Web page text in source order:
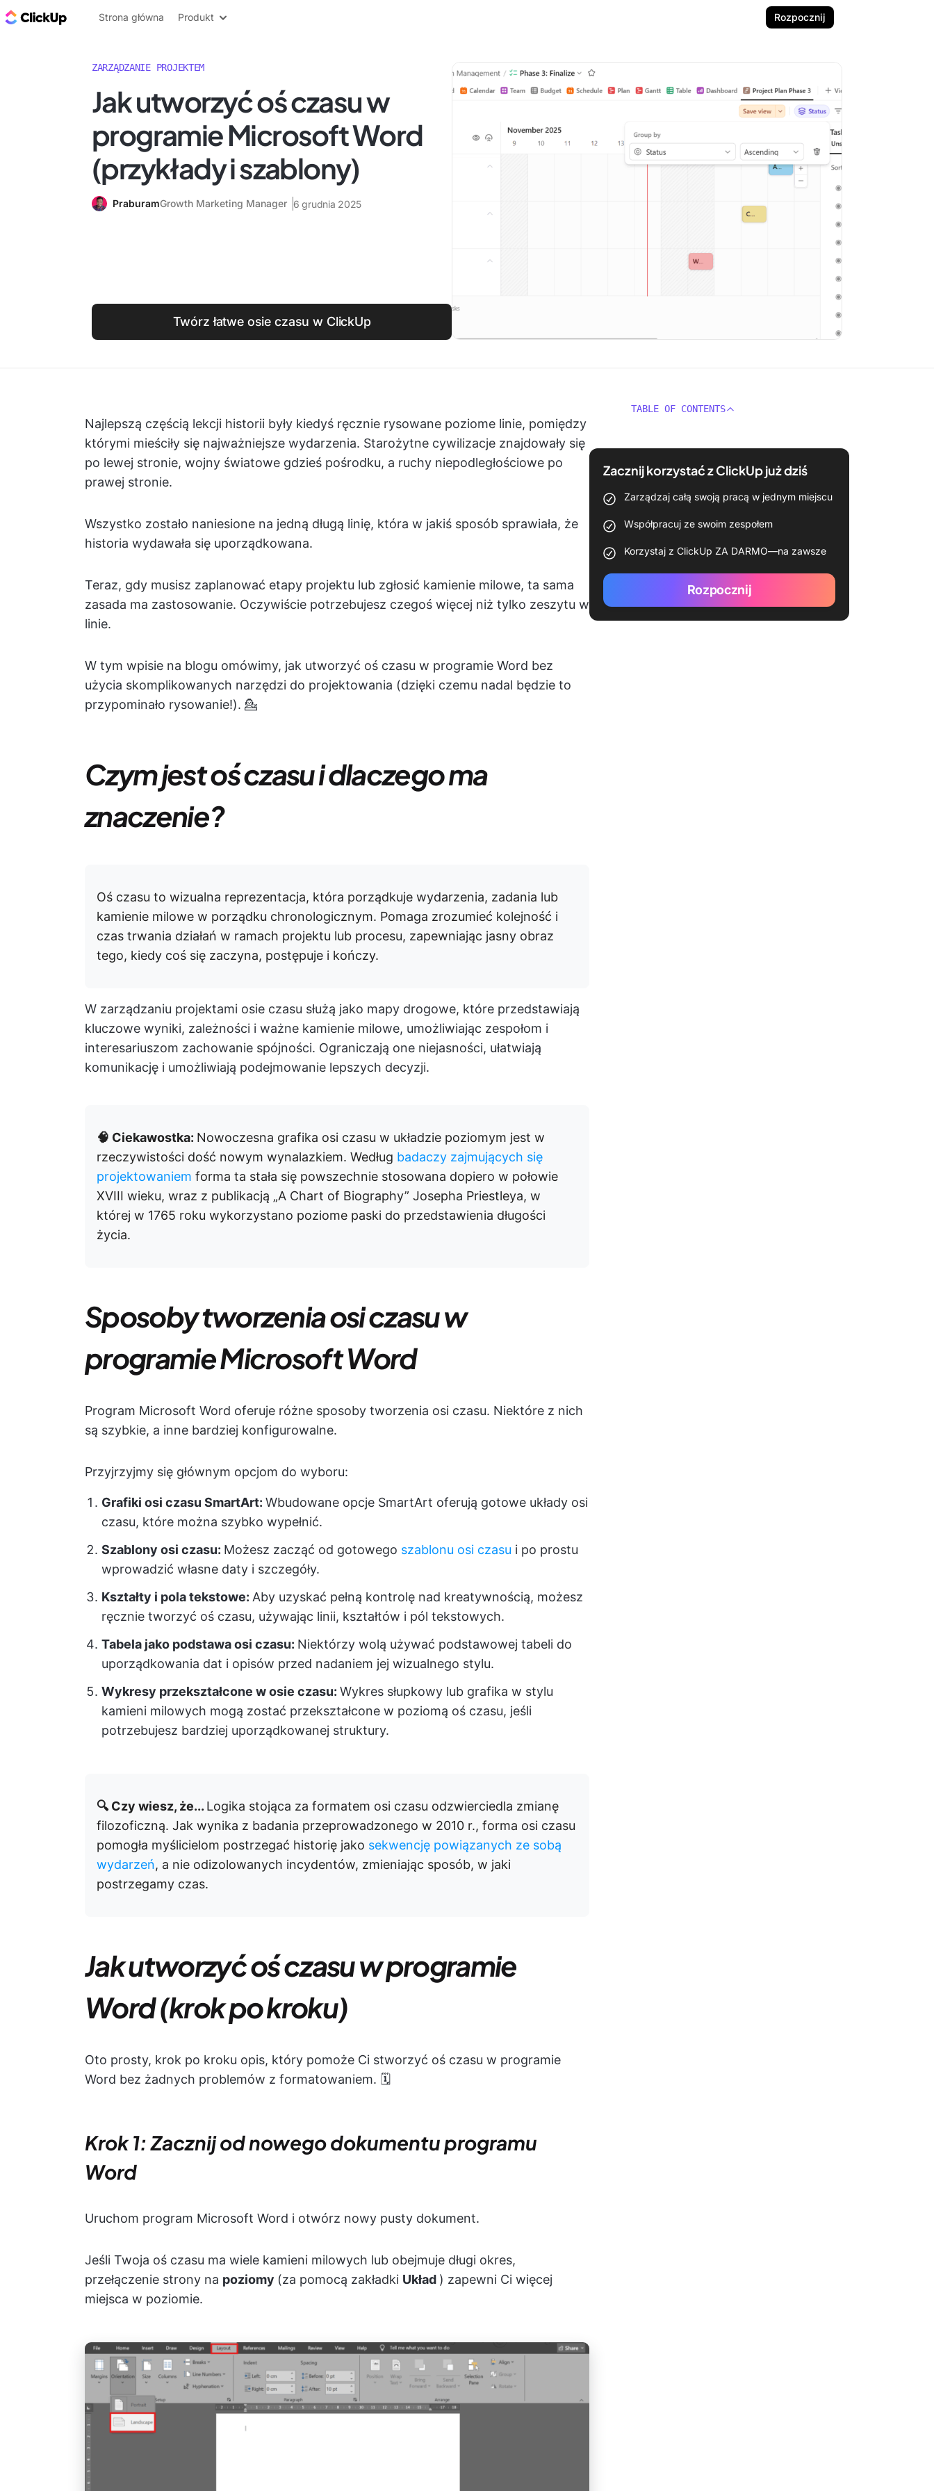
ClickUp Blog
Strona główna Produkt Rozpocznij
ZARZĄDZANIE PROJEKTEM
Jak utworzyć oś czasu w
programie Microsoft Word
(przykłady i szablony)
PraburamGrowth Marketing Manager 6 grudnia 2025
Twórz łatwe osie czasu w ClickUp
Najlepszą częścią lekcji historii były kiedyś ręcznie rysowane poziome linie, pomiędzy
którymi mieściły się najważniejsze wydarzenia. Starożytne cywilizacje znajdowały się
po lewej stronie, wojny światowe gdzieś pośrodku, a ruchy niepodległościowe po
prawej stronie.
Wszystko zostało naniesione na jedną długą linię, która w jakiś sposób sprawiała, że
historia wydawała się uporządkowana.
Teraz, gdy musisz zaplanować etapy projektu lub zgłosić kamienie milowe, ta sama
zasada ma zastosowanie. Oczywiście potrzebujesz czegoś więcej niż tylko zeszytu w
linie.
W tym wpisie na blogu omówimy, jak utworzyć oś czasu w programie Word bez
użycia skomplikowanych narzędzi do projektowania (dzięki czemu nadal będzie to
przypominało rysowanie!). 💁
Czym jest oś czasu i dlaczego ma
znaczenie?
Oś czasu to wizualna reprezentacja, która porządkuje wydarzenia, zadania lub
kamienie milowe w porządku chronologicznym. Pomaga zrozumieć kolejność i
czas trwania działań w ramach projektu lub procesu, zapewniając jasny obraz
tego, kiedy coś się zaczyna, postępuje i kończy.
W zarządzaniu projektami osie czasu służą jako mapy drogowe, które przedstawiają
kluczowe wyniki, zależności i ważne kamienie milowe, umożliwiając zespołom i
interesariuszom zachowanie spójności. Ograniczają one niejasności, ułatwiają
komunikację i umożliwiają podejmowanie lepszych decyzji.
🧠 Ciekawostka: Nowoczesna grafika osi czasu w układzie poziomym jest w
rzeczywistości dość nowym wynalazkiem. Według badaczy zajmujących się
projektowaniem forma ta stała się powszechnie stosowana dopiero w połowie
XVIII wieku, wraz z publikacją „A Chart of Biography” Josepha Priestleya, w
której w 1765 roku wykorzystano poziome paski do przedstawienia długości
życia.
Sposoby tworzenia osi czasu w
programie Microsoft Word
Program Microsoft Word oferuje różne sposoby tworzenia osi czasu. Niektóre z nich
są szybkie, a inne bardziej konfigurowalne.
Przyjrzyjmy się głównym opcjom do wyboru:
Grafiki osi czasu SmartArt: Wbudowane opcje SmartArt oferują gotowe układy osi
czasu, które można szybko wypełnić.
Szablony osi czasu: Możesz zacząć od gotowego szablonu osi czasu i po prostu
wprowadzić własne daty i szczegóły.
Kształty i pola tekstowe: Aby uzyskać pełną kontrolę nad kreatywnością, możesz
ręcznie tworzyć oś czasu, używając linii, kształtów i pól tekstowych.
Tabela jako podstawa osi czasu: Niektórzy wolą używać podstawowej tabeli do
uporządkowania dat i opisów przed nadaniem jej wizualnego stylu.
Wykresy przekształcone w osie czasu: Wykres słupkowy lub grafika w stylu
kamieni milowych mogą zostać przekształcone w poziomą oś czasu, jeśli
potrzebujesz bardziej uporządkowanej struktury.
🔍 Czy wiesz, że... Logika stojąca za formatem osi czasu odzwierciedla zmianę
filozoficzną. Jak wynika z badania przeprowadzonego w 2010 r., forma osi czasu
pomogła myślicielom postrzegać historię jako sekwencję powiązanych ze sobą
wydarzeń, a nie odizolowanych incydentów, zmieniając sposób, w jaki
postrzegamy czas.
Jak utworzyć oś czasu w programie
Word (krok po kroku)
Oto prosty, krok po kroku opis, który pomoże Ci stworzyć oś czasu w programie
Word bez żadnych problemów z formatowaniem. 🗓️
Krok 1: Zacznij od nowego dokumentu programu
Word
Uruchom program Microsoft Word i otwórz nowy pusty dokument.
Jeśli Twoja oś czasu ma wiele kamieni milowych lub obejmuje długi okres,
przełączenie strony na poziomy (za pomocą zakładki Układ ) zapewni Ci więcej
miejsca w poziomie.
TABLE OF CONTENTS
Zacznij korzystać z ClickUp już dziś
Zarządzaj całą swoją pracą w jednym miejscu
Współpracuj ze swoim zespołem
Korzystaj z ClickUp ZA DARMO—na zawsze
Rozpocznij